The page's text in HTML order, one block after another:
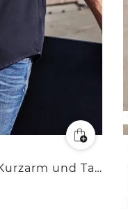
Bedford Hemd mit Kurzarm und Tasche